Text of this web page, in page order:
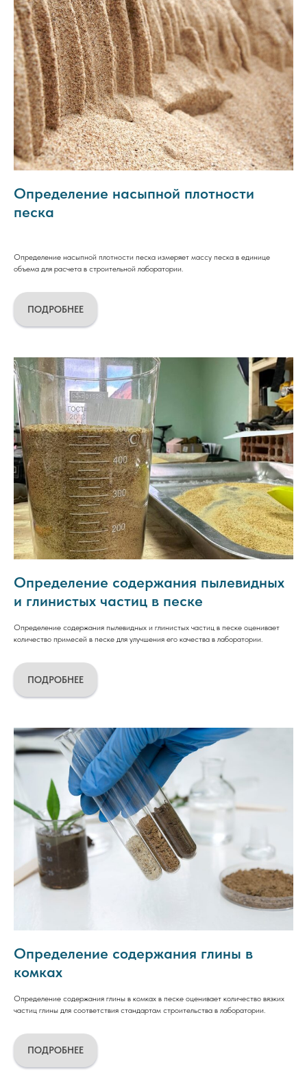
Определение насыпной плотности
песка
Определение насыпной плотности песка измеряет массу песка в единице
объема для расчета в строительной лаборатории.
ПОДРОБНЕЕ
Определение содержания пылевидных
и глинистых частиц в песке
Определение содержания пылевидных и глинистых частиц в песке оценивает
количество примесей в песке для улучшения его качества в лаборатории.
ПОДРОБНЕЕ
Определение содержания глины в
комках
Определение содержания глины в комках в песке оценивает количество вязких
частиц глины для соответствия стандартам строительства в лаборатории.
ПОДРОБНЕЕ